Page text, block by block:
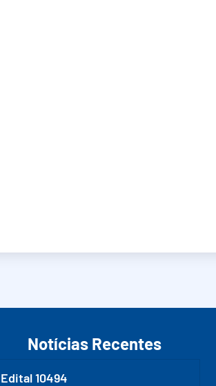
Notícias Recentes
Edital 10494